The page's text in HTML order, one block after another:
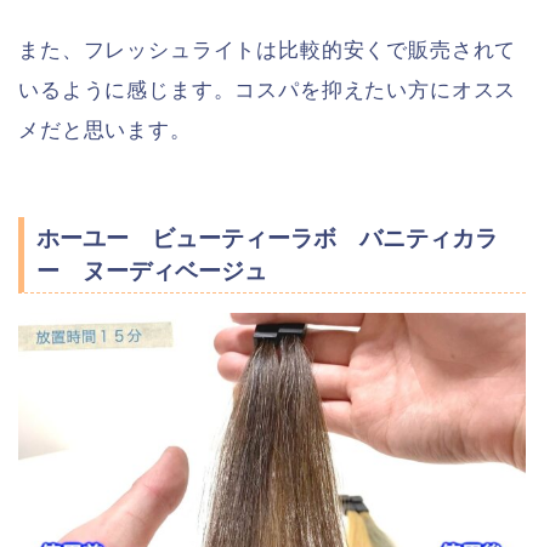
また、フレッシュライトは比較的安くで販売されて
いるように感じます。コスパを抑えたい方にオスス
メだと思います。
ホーユー ビューティーラボ バニティカラ
ー ヌーディベージュ